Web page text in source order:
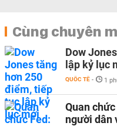
Cùng chuyên
Dow
lập kỷ lục
QUỐC TẾ - 1
Quan
người dân